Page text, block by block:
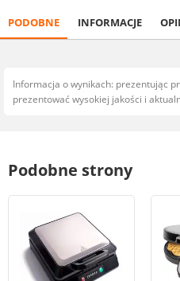
PODOBNE INFORMACJE
Informacja o wynikach: prezentując
prezentować wysokiej jakości i
Podobne strony